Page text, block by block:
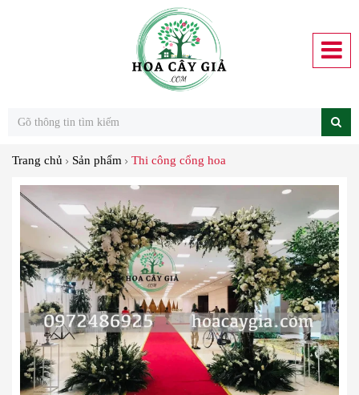
Trang chủ Sản phẩm Thi công cổng hoa